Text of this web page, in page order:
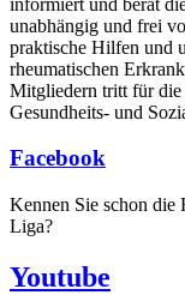
unabhängig und frei
praktische Hilfen und
rheumatischen
Mitgliedern tritt für die
Gesundheits- und
Facebook
Kennen Sie schon die
Liga?
Youtube